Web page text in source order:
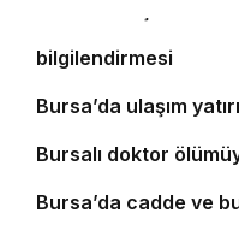
Bursa’da öğrencilere
bilgilendirmesi
5
Bursa’da ulaşım
6
Bursalı doktor
7
Bursa’da cadde ve
Bursa’da 25 yıl